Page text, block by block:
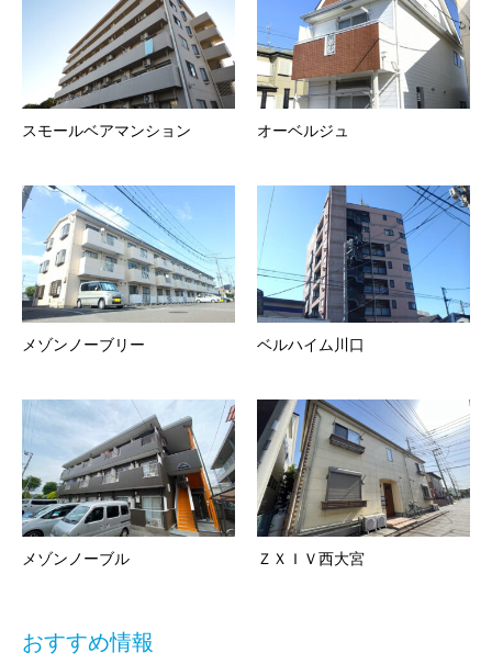
スモールベアマンション オーベルジュ
メゾンノーブリー ベルハイム川口
メゾンノーブル ＺＸＩＶ西大宮
おすすめ情報